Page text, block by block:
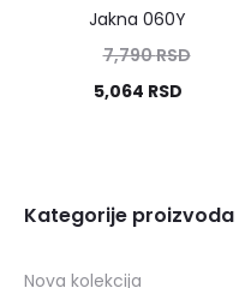
Jakna 060Y
7,790RSD
5,064 RSD
Kategorije proizvoda
Nova kolekcija